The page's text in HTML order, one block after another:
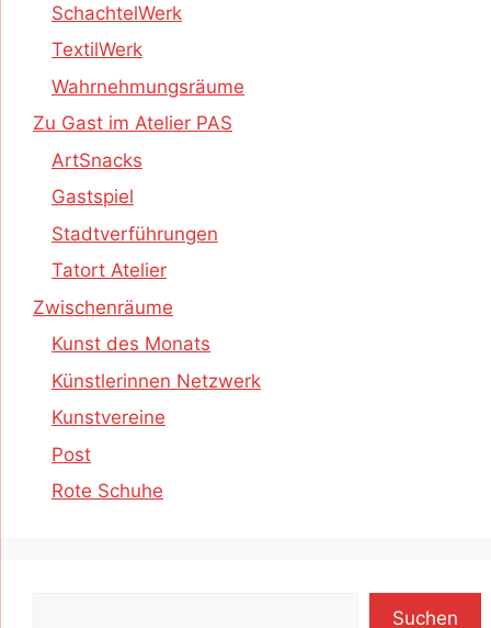
SchachtelWerk
TextilWerk
Wahrnehmungsräume
Zu Gast im Atelier PAS
ArtSnacks
Gastspiel
Stadtverführungen
Tatort Atelier
Zwischenräume
Kunst des Monats
Künstlerinnen Netzwerk
Kunstvereine
Post
Rote Schuhe
Suchen